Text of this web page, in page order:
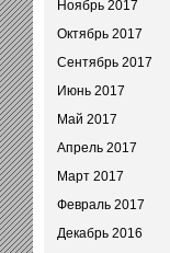
Ноябрь 2017
Октябрь 2017
Сентябрь 2017
Июнь 2017
Май 2017
Апрель 2017
Март 2017
Февраль 2017
Декабрь 2016